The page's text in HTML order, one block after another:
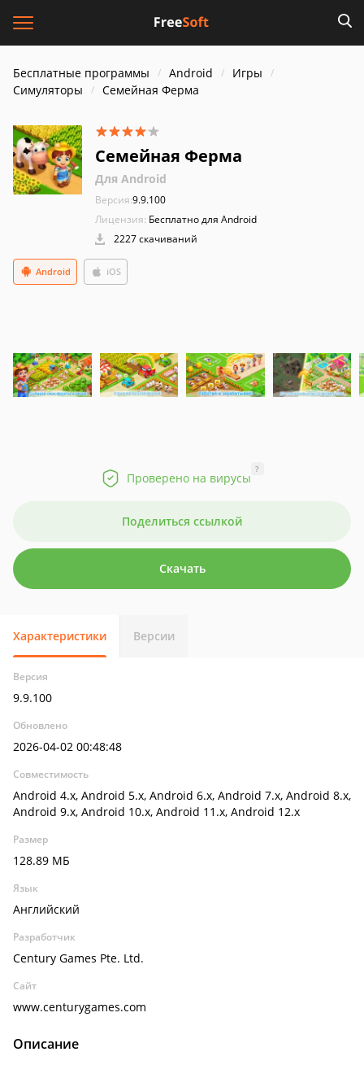
Бесплатные программы Android
Игры
Симуляторы
Семейная Ферма
Семейная Ферма
Для Android
Версия:9.9.100
Лицензия: Бесплатно для Android
2227 скачиваний
iOS
Android
Проверено на вирусы
?
Поделиться ссылкой
Скачать
Характеристики Версии
Версия
9.9.100
Обновлено
2026-04-02 00:48:48
Совместимость
Android 4.x, Android 5.x, Android 6.x, Android 7.x, Android 8.x,
Android 9.x, Android 10.x, Android 11.x, Android 12.x
Размер
128.89 МБ
Язык
Английский
Разработчик
Century Games Pte. Ltd.
Сайт
www.centurygames.com
Описание